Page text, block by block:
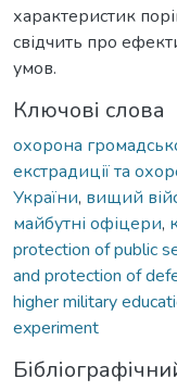
характеристик
свідчить про
умов.
Ключові слова
охорона
екстрадиції та
України, вищий
майбутні офіцери,
protection of public
and protection of
higher military
experiment